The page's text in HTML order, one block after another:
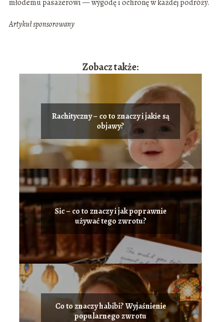
młodemu pasażerowi — wygodę i ochronę w każdej podróży.
Artykuł sponsorowany
Zobacz także:
Rachityczny – co to znaczy i jakie są
objawy?
Sic – co to znaczy i jak poprawnie
używać tego zwrotu?
Co to znaczy habibi? Wyjaśnienie
popularnego zwrotu